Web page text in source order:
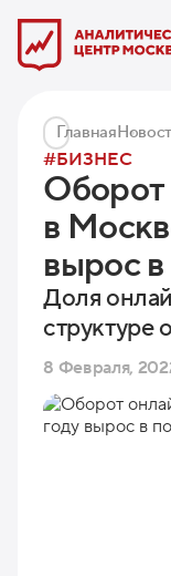
Главная
#БИЗНЕС
Оборот
в
вырос
Доля
структуре
8 Февраля,